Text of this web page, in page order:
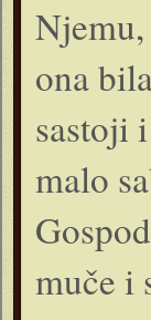
ona
sastoji
malo
muče i